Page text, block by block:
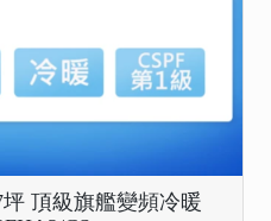
坪 頂級旗艦變頻冷暖